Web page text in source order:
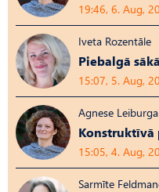
19:46, 6. Aug,
Iveta Rozentāle
Piebalgā
15:07, 5. Aug,
Agnese Leiburga
15:05, 4. Aug,
Sarmīte